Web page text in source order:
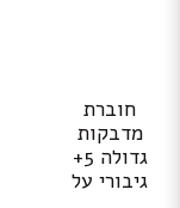
חוברת
מדבקות
גדולה 5+
גיבורי על